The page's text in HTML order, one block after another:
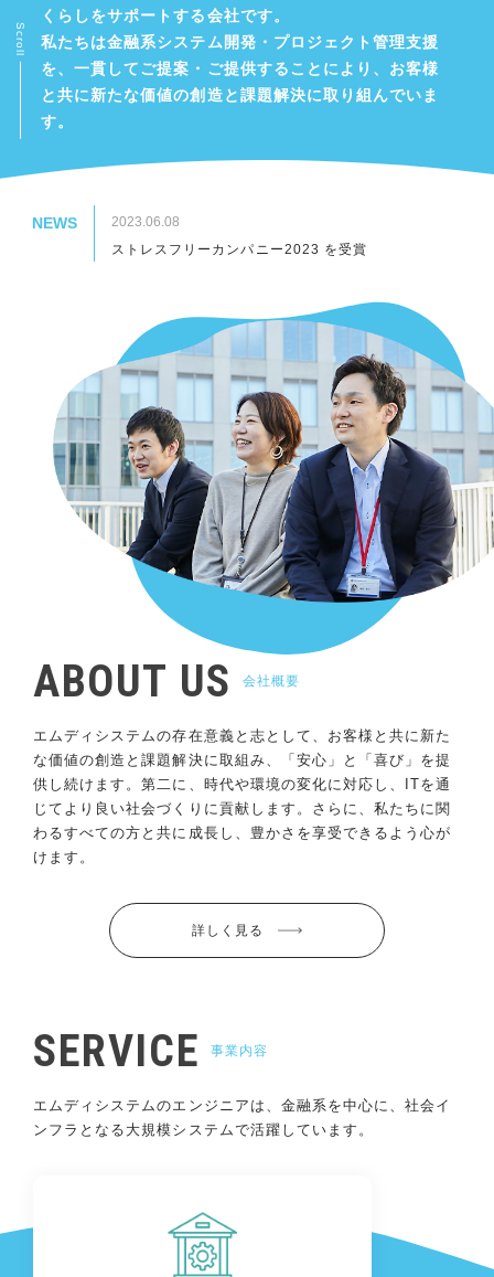
くらしをサポートする会社です。
私たちは金融系システム開発・プロジェクト管理支援
を、一貫してご提案・ご提供することにより、お客様
と共に新たな価値の創造と課題解決に取り組んでいま
す。
Scroll
NEWS
2023.06.08
ストレスフリーカンパニー2023 を受賞
ABOUT US 会社概要
エムディシステムの存在意義と志として、お客様と共に新た
な価値の創造と課題解決に取組み、「安心」と「喜び」を提
供し続けます。第二に、時代や環境の変化に対応し、ITを通
じてより良い社会づくりに貢献します。さらに、私たちに関
わるすべての方と共に成長し、豊かさを享受できるよう心が
けます。
詳しく見る
SERVICE 事業内容
エムディシステムのエンジニアは、金融系を中心に、社会イ
ンフラとなる大規模システムで活躍しています。